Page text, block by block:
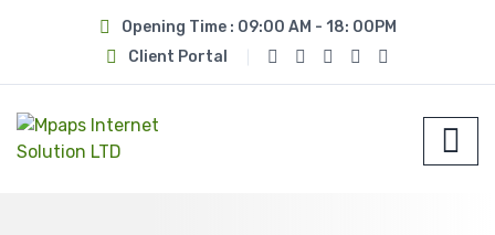
Opening Time : 09:00 AM - 18: 00PM
Client Portal